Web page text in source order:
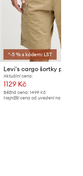
*-5 % s kódem: LST
Aktuální cena:
1129 Kč
Běžná cena: 1499 Kč
Nejnižší cena od uvedení na trh: